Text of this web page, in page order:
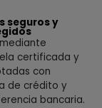
seguros y
certificada y
con
de crédito y
bancaria.